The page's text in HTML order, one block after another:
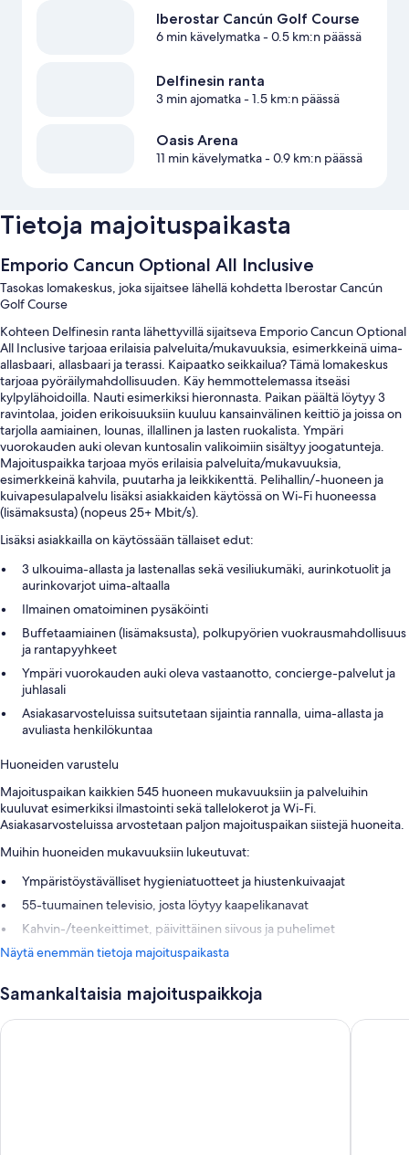
Iberostar Cancún Golf Course
6 min kävelymatka- 0.5 km:n päässä
Delfinesin ranta
3 min ajomatka- 1.5 km:n päässä
Oasis Arena
11 min kävelymatka- 0.9 km:n päässä
Tietoja majoituspaikasta
Emporio Cancun Optional All Inclusive
Tasokas lomakeskus, joka sijaitsee lähellä kohdetta Iberostar Cancún
Golf Course
Kohteen Delfinesin ranta lähettyvillä sijaitseva Emporio Cancun Optional
All Inclusive tarjoaa erilaisia palveluita/mukavuuksia, esimerkkeinä uima-
allasbaari, allasbaari ja terassi. Kaipaatko seikkailua? Tämä lomakeskus
tarjoaa pyöräilymahdollisuuden. Käy hemmottelemassa itseäsi
kylpylähoidoilla. Nauti esimerkiksi hieronnasta. Paikan päältä löytyy 3
ravintolaa, joiden erikoisuuksiin kuuluu kansainvälinen keittiö ja joissa on
tarjolla aamiainen, lounas, illallinen ja lasten ruokalista. Ympäri
vuorokauden auki olevan kuntosalin valikoimiin sisältyy joogatunteja.
Majoituspaikka tarjoaa myös erilaisia palveluita/mukavuuksia,
esimerkkeinä kahvila, puutarha ja leikkikenttä. Pelihallin/-huoneen ja
kuivapesulapalvelu lisäksi asiakkaiden käytössä on Wi-Fi huoneessa
(lisämaksusta) (nopeus 25+ Mbit/s).
Lisäksi asiakkailla on käytössään tällaiset edut:
3 ulkouima-allasta ja lastenallas sekä vesiliukumäki, aurinkotuolit ja
aurinkovarjot uima-altaalla
Ilmainen omatoiminen pysäköinti
Buffetaamiainen (lisämaksusta), polkupyörien vuokrausmahdollisuus
ja rantapyyhkeet
Ympäri vuorokauden auki oleva vastaanotto, concierge-palvelut ja
juhlasali
Asiakasarvosteluissa suitsutetaan sijaintia rannalla, uima-allasta ja
avuliasta henkilökuntaa
Huoneiden varustelu
Majoituspaikan kaikkien 545 huoneen mukavuuksiin ja palveluihin
kuuluvat esimerkiksi ilmastointi sekä tallelokerot ja Wi-Fi.
Asiakasarvosteluissa arvostetaan paljon majoituspaikan siistejä huoneita.
Muihin huoneiden mukavuuksiin lukeutuvat:
Ympäristöystävälliset hygieniatuotteet ja hiustenkuivaajat
55-tuumainen televisio, josta löytyy kaapelikanavat
Kahvin-/teenkeittimet, päivittäinen siivous ja puhelimet
Näytä enemmän tietoja majoituspaikasta
Samankaltaisia majoituspaikkoja
Cyan Cancun Resort & Spa Oleo